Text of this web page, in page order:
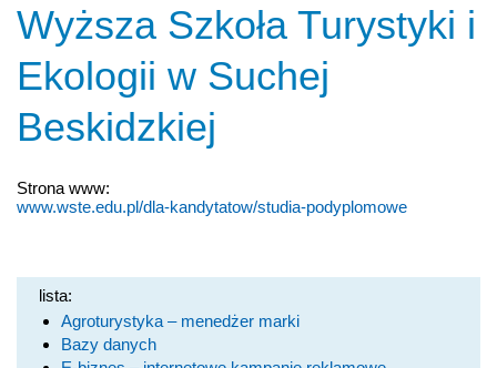
Wyższa Szkoła Turystyki i
Ekologii w Suchej
Beskidzkiej
Strona www:
www.wste.edu.pl/dla-kandytatow/studia-podyplomowe
lista:
Agroturystyka – menedżer marki
Bazy danych